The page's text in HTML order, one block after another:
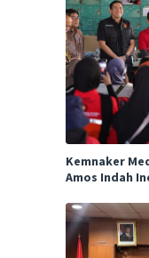
Kemnaker
Amos Indah